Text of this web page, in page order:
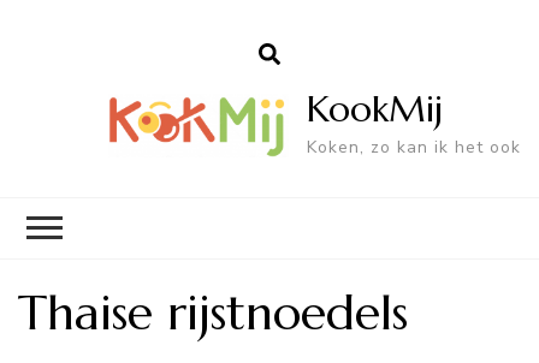
KookMij
Koken, zo kan ik het ook
Thaise rijstnoedels